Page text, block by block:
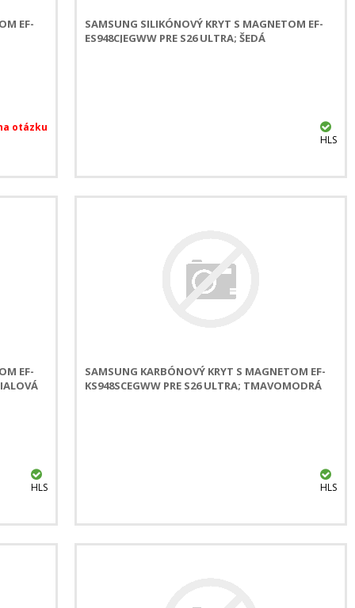
EF-
SAMSUNG SILIKÓNOVÝ KRYT S MAGNETOM EF-
ES948CJEGWW PRE S26 ULTRA; ŠEDÁ
HLS
EF-
HLS
SAMSUNG KARBÓNOVÝ KRYT S MAGNETOM EF-
KS948SCEGWW PRE S26 ULTRA; TMAVOMODRÁ
HLS